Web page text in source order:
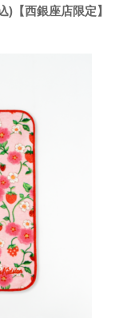
)【西銀座店限定】